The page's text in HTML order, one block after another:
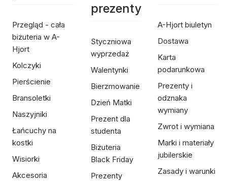
Przegląd - cała
biżuteria w A-
Hjort
Kolczyki
Pierścienie
Bransoletki
Naszyjniki
Łańcuchy na
kostki
Wisiorki
Akcesoria
prezenty
Styczniowa
wyprzedaż
Walentynki
Bierzmowanie
Dzień Matki
Prezent dla
studenta
Biżuteria
Black Friday
Prezenty
A-Hjort biuletyn
Dostawa
Karta
podarunkowa
Prezenty i
odznaka
wymiany
Zwrot i wymiana
Marki i materiały
jubilerskie
Zasady i warunki